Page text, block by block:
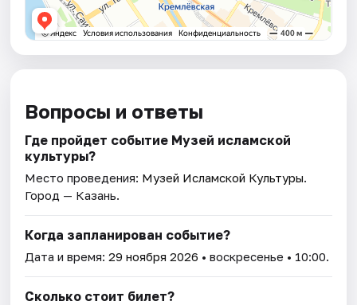
Вопросы и ответы
Где пройдет событие Музей исламской
культуры?
Место проведения: Музей Исламской Культуры.
Город — Казань.
Когда запланирован событие?
Дата и время:29 ноября 2026 • воскресенье • 10:00.
Сколько стоит билет?